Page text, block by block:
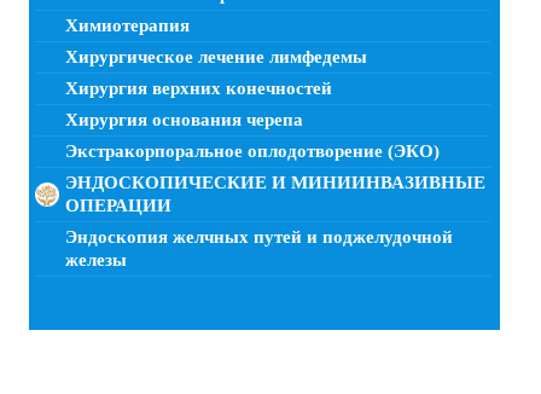
Химиотерапия
Хирургическое лечение лимфедемы
Хирургия верхних конечностей
Хирургия основания черепа
Экстракорпоральное оплодотворение (ЭКО)
ЭНДОСКОПИЧЕСКИЕ И МИНИИНВАЗИВНЫЕ
ОПЕРАЦИИ
Эндоскопия желчных путей и поджелудочной
железы